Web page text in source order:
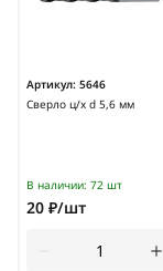
Артикул: 5646
Сверло ц/х d 5,6 мм
В наличии: 72 шт
20 ₽/шт